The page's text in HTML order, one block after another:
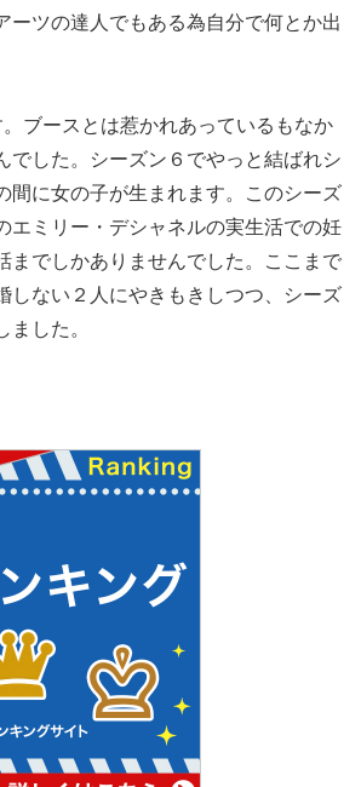
ーツの達人でもある為自分で何とか出
ブースとは惹かれあっているもなか
でした。シーズン６でやっと結ばれシ
間に女の子が生まれます。このシーズ
エミリー・デシャネルの実生活での妊
までしかありませんでした。ここまで
しない２人にやきもきしつつ、シーズ
ました。